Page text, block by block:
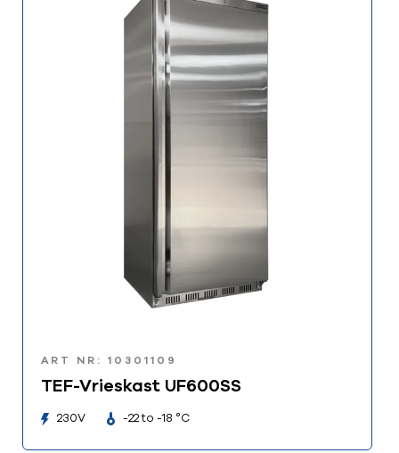
ART NR: 10301109
TEF-Vrieskast UF600SS
230V -22 to -18 °C